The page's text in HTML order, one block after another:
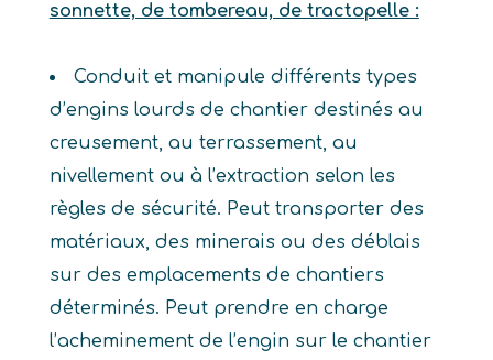
sonnette, de tombereau, de tractopelle :
Conduit et manipule différents types
d’engins lourds de chantier destinés au
creusement, au terrassement, au
nivellement ou à l’extraction selon les
règles de sécurité. Peut transporter des
matériaux, des minerais ou des déblais
sur des emplacements de chantiers
déterminés. Peut prendre en charge
l’acheminement de l’engin sur le chantier